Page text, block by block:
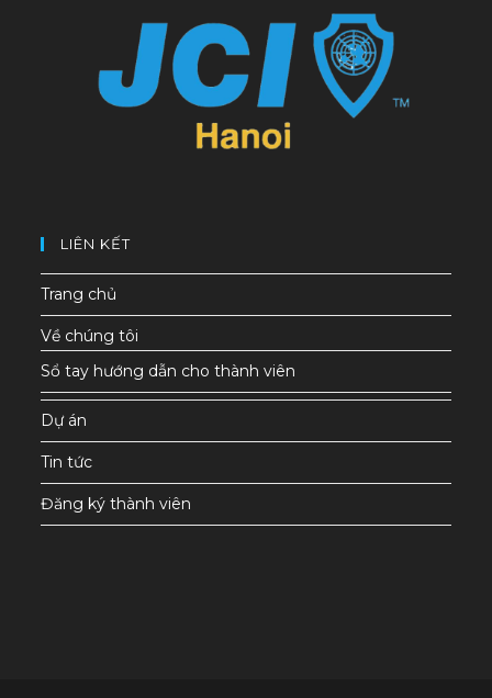
LIÊN KẾT
Trang chủ
Về chúng tôi
Sổ tay hướng dẫn cho thành viên
Dự án
Tin tức
Đăng ký thành viên